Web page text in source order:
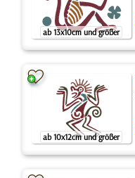
ab 13x10cm und größer
ab 10x12cm und größer